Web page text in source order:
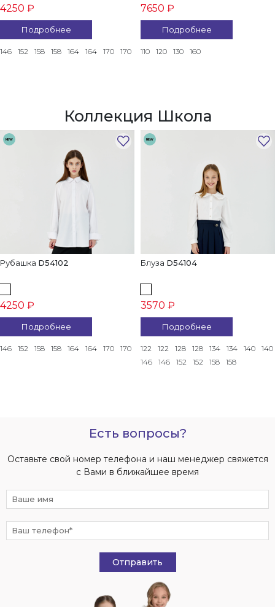
4250 ₽
Подробнее
146 152 158 158 164 164 170 170
7650 ₽
Подробнее
110 120 130 160
Коллекция Школа
NEW
Рубашка D54102
4250 ₽
Подробнее
146 152 158 158 164 164 170 170
NEW
Блуза D54104
3570 ₽
Подробнее
122 122 128 128 134 134 140
140
146
146 152 152 158 158
Есть вопросы?
Оставьте свой номер телефона и наш менеджер свяжется
с Вами в ближайшее время
Отправить